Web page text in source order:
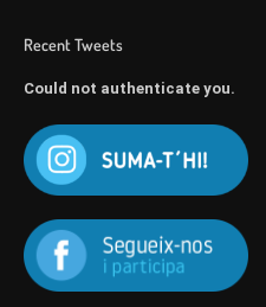
Recent Tweets
Could not authenticate you.